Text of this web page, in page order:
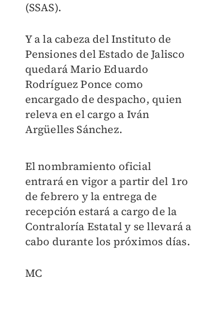
(SSAS).
Y a la cabeza del Instituto de
Pensiones del Estado de Jalisco
quedará Mario Eduardo
Rodríguez Ponce como
encargado de despacho, quien
releva en el cargo a Iván
Argüelles Sánchez.
El nombramiento oficial
entrará en vigor a partir del 1ro
de febrero y la entrega de
recepción estará a cargo de la
Contraloría Estatal y se llevará a
cabo durante los próximos días.
​MC